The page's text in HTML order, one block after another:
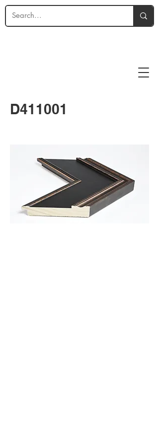
D411001